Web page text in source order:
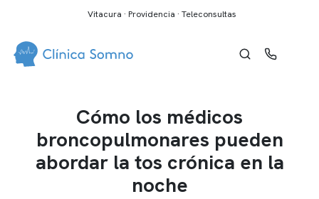
Vitacura · Providencia · Teleconsultas
Cómo los médicos
broncopulmonares pueden
abordar la tos crónica en la
noche